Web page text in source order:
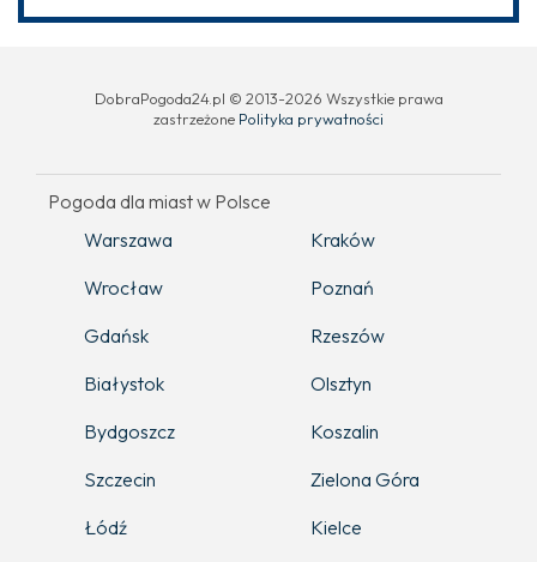
DobraPogoda24.pl © 2013-2026 Wszystkie prawa
zastrzeżone Polityka prywatności
Pogoda dla miast w Polsce
Warszawa
Kraków
Wrocław
Poznań
Gdańsk
Rzeszów
Białystok
Olsztyn
Bydgoszcz
Koszalin
Szczecin
Zielona Góra
Łódź
Kielce